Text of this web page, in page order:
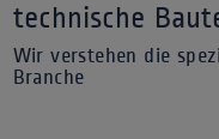
technische
Wir verstehen die
Branche